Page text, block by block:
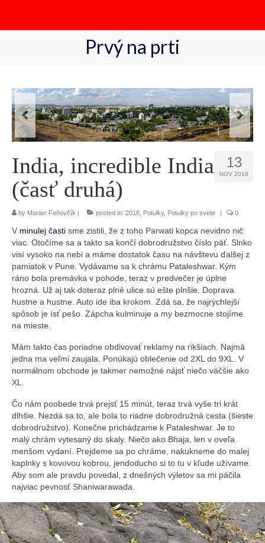
Prvý na prti
13
NOV 2018
India, incredible India
(časť druhá)
by Marian Feňovčík | posted in: 2018 Potulky, Potulky po svete | 0
V minulej časti sme zistili, že z toho Parwati kopca nevidno nič
viac. Otočíme sa a takto sa končí dobrodružstvo číslo päť. Slnko
visí vysoko na nebi a máme dostatok času na návštevu ďalšej z
pamiatok v Pune. Vydávame sa k chrámu Pataleshwar. Kým
ráno bola premávka v pohode, teraz v predvečer je úplne
hrozná. Už aj tak doteraz plné ulice sú ešte plnšie. Doprava
hustne a hustne. Auto ide iba krokom. Zdá sa, že najrýchlejší
spôsob je ísť pešo. Zápcha kulminuje a my bezmocne stojíme
na mieste.
Mám takto čas poriadne obdivovať reklamy na rikšiach. Najmä
jedna ma veľmi zaujala. Ponúkajú oblečenie od 2XL do 9XL. V
normálnom obchode je takmer nemožné nájsť niečo väčšie ako
XL.
Čo nám poobede trvá prejsť 15 minút, teraz trvá vyše tri krát
dlhšie. Nezdá sa to, ale bola to riadne dobrodružná cesta (šieste
dobrodružstvo). Konečne prichádzame k Pataleshwar. Je to
malý chrám vytesaný do skaly. Niečo ako Bhaja, len v oveľa
menšom vydaní. Prejdeme sa po chráme, nakukneme do malej
kaplnky s kovovou kobrou, jendoducho si to tu v kľude užívame.
Aby som ale pravdu povedal, z dnešných výletov sa mi páčila
najviac pevnosť Shaniwarawada.